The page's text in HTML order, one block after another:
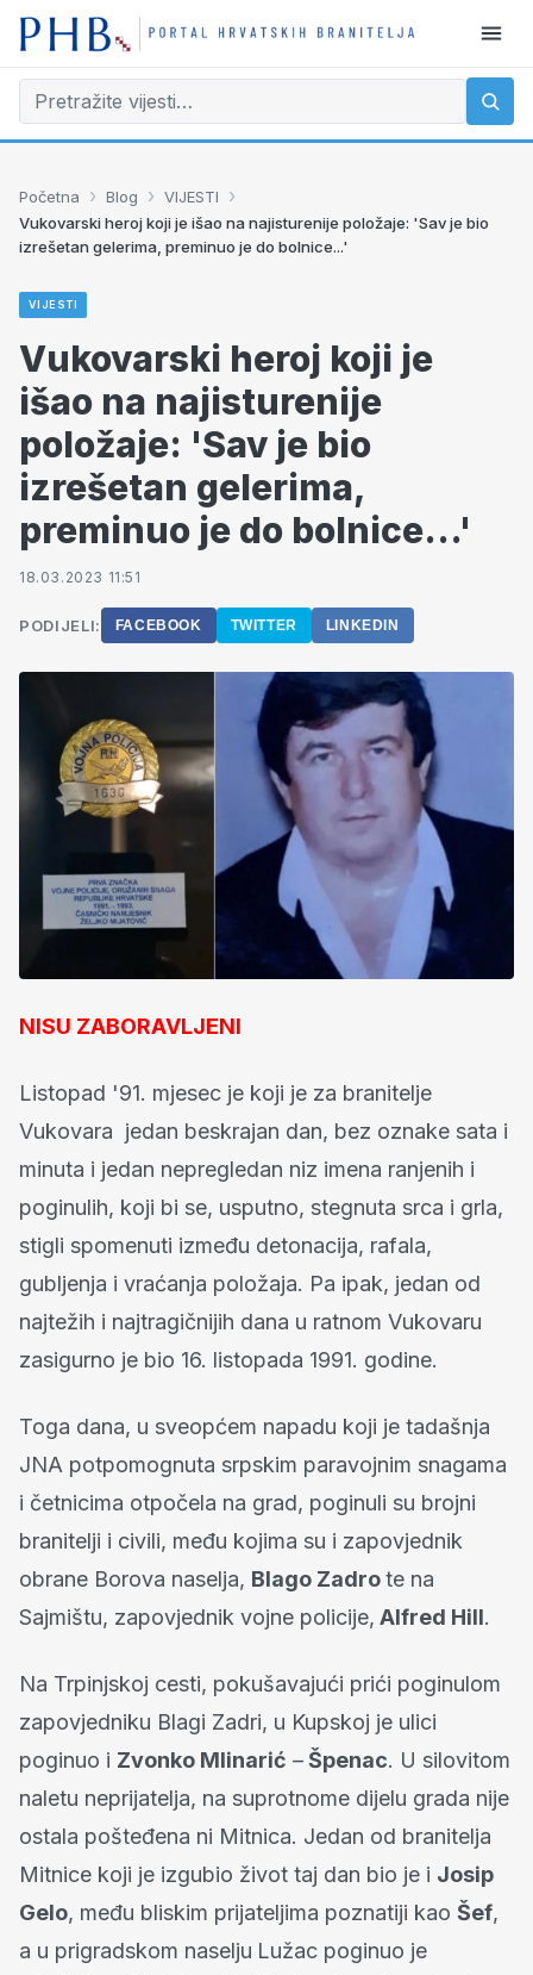
Početna › Blog › VIJESTI ›
Vukovarski heroj koji je išao na najisturenije položaje: 'Sav je bio
izrešetan gelerima, preminuo je do bolnice...'
VIJESTI
Vukovarski heroj koji je
išao na najisturenije
položaje: 'Sav je bio
izrešetan gelerima,
preminuo je do bolnice...'
18.03.2023 11:51
PODIJELI: FACEBOOK TWITTER LINKEDIN
NISU ZABORAVLJENI
Listopad '91. mjesec je koji je za branitelje
Vukovara jedan beskrajan dan, bez oznake sata i
minuta i jedan nepregledan niz imena ranjenih i
poginulih, koji bi se, usputno, stegnuta srca i grla,
stigli spomenuti između detonacija, rafala,
gubljenja i vraćanja položaja. Pa ipak, jedan od
najtežih i najtragičnijih dana u ratnom Vukovaru
zasigurno je bio 16. listopada 1991. godine.
Toga dana, u sveopćem napadu koji je tadašnja
JNA potpomognuta srpskim paravojnim snagama
i četnicima otpočela na grad, poginuli su brojni
branitelji i civili, među kojima su i zapovjednik
obrane Borova naselja, Blago Zadrote na
Sajmištu, zapovjednik vojne policije, Alfred Hill.
Na Trpinjskoj cesti, pokušavajući prići poginulom
zapovjedniku Blagi Zadri, u Kupskoj je ulici
poginuo i Zvonko Mlinarić –Špenac. U silovitom
naletu neprijatelja, na suprotnome dijelu grada nije
ostala pošteđena ni Mitnica. Jedan od branitelja
Mitnice koji je izgubio život taj dan bio je i Josip
Gelo, među bliskim prijateljima poznatiji kao Šef,
a u prigradskom naselju Lužac poginuo je